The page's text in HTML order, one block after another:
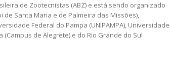
de Zootecnistas (ABZ) e está sendo organizado
de Santa Maria e de Palmeira das Missões),
Federal do Pampa (UNIPAMPA), Universidade
de Alegrete) e do Rio Grande do Sul